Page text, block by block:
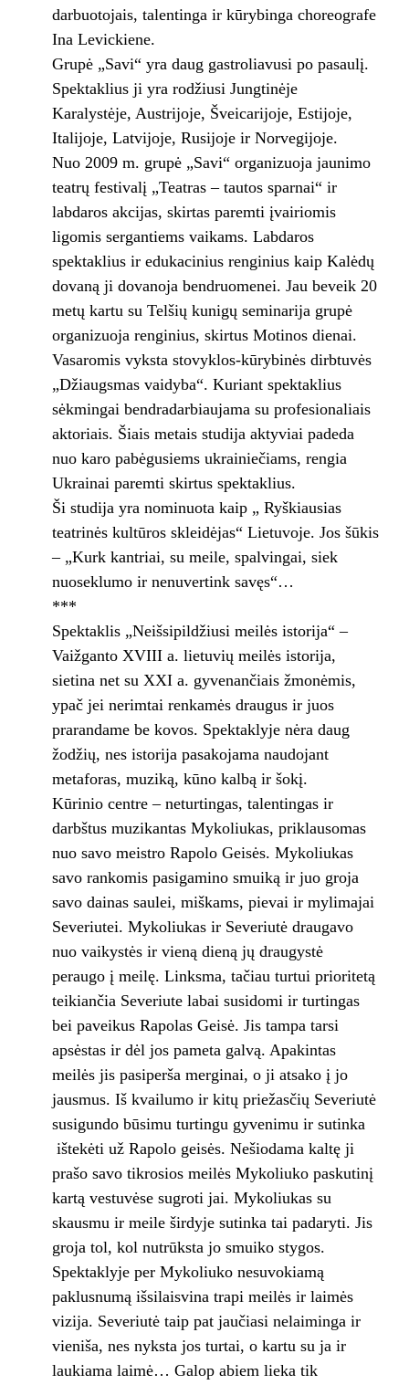
darbuotojais, talentinga ir kūrybinga choreografe
Ina Levickiene.
Grupė „Savi“ yra daug gastroliavusi po pasaulį.
Spektaklius ji yra rodžiusi Jungtinėje
Karalystėje, Austrijoje, Šveicarijoje, Estijoje,
Italijoje, Latvijoje, Rusijoje ir Norvegijoje.
Nuo 2009 m. grupė „Savi“ organizuoja jaunimo
teatrų festivalį „Teatras – tautos sparnai“ ir
labdaros akcijas, skirtas paremti įvairiomis
ligomis sergantiems vaikams. Labdaros
spektaklius ir edukacinius renginius kaip Kalėdų
dovaną ji dovanoja bendruomenei. Jau beveik 20
metų kartu su Telšių kunigų seminarija grupė
organizuoja renginius, skirtus Motinos dienai.
Vasaromis vyksta stovyklos-kūrybinės dirbtuvės
„Džiaugsmas vaidyba“. Kuriant spektaklius
sėkmingai bendradarbiaujama su profesionaliais
aktoriais. Šiais metais studija aktyviai padeda
nuo karo pabėgusiems ukrainiečiams, rengia
Ukrainai paremti skirtus spektaklius.
Ši studija yra nominuota kaip „ Ryškiausias
teatrinės kultūros skleidėjas“ Lietuvoje. Jos šūkis
– „Kurk kantriai, su meile, spalvingai, siek
nuoseklumo ir nenuvertink savęs“…
***
Spektaklis „Neišsipildžiusi meilės istorija“ –
Vaižganto XVIII a. lietuvių meilės istorija,
sietina net su XXI a. gyvenančiais žmonėmis,
ypač jei nerimtai renkamės draugus ir juos
prarandame be kovos. Spektaklyje nėra daug
žodžių, nes istorija pasakojama naudojant
metaforas, muziką, kūno kalbą ir šokį.
Kūrinio centre – neturtingas, talentingas ir
darbštus muzikantas Mykoliukas, priklausomas
nuo savo meistro Rapolo Geisės. Mykoliukas
savo rankomis pasigamino smuiką ir juo groja
savo dainas saulei, miškams, pievai ir mylimajai
Severiutei. Mykoliukas ir Severiutė draugavo
nuo vaikystės ir vieną dieną jų draugystė
peraugo į meilę. Linksma, tačiau turtui prioritetą
teikiančia Severiute labai susidomi ir turtingas
bei paveikus Rapolas Geisė. Jis tampa tarsi
apsėstas ir dėl jos pameta galvą. Apakintas
meilės jis pasiperša merginai, o ji atsako į jo
jausmus. Iš kvailumo ir kitų priežasčių Severiutė
susigundo būsimu turtingu gyvenimu ir sutinka
ištekėti už Rapolo geisės. Nešiodama kaltę ji
prašo savo tikrosios meilės Mykoliuko paskutinį
kartą vestuvėse sugroti jai. Mykoliukas su
skausmu ir meile širdyje sutinka tai padaryti. Jis
groja tol, kol nutrūksta jo smuiko stygos.
Spektaklyje per Mykoliuko nesuvokiamą
paklusnumą išsilaisvina trapi meilės ir laimės
vizija. Severiutė taip pat jaučiasi nelaiminga ir
vieniša, nes nyksta jos turtai, o kartu su ja ir
laukiama laimė… Galop abiem lieka tik